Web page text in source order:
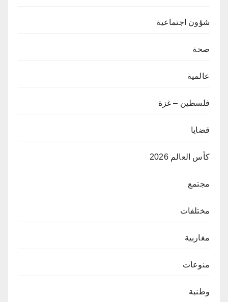
شؤون اجتماعية
صحة
عالمية
فلسطين – غزة
قضايا
كأس العالم 2026
مجتمع
مختلفات
مغاربية
منوعات
وطنية